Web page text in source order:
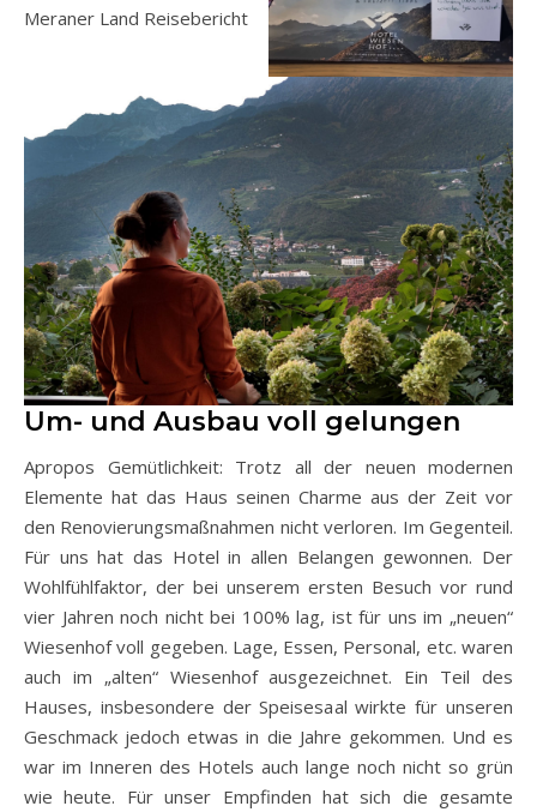
Um- und Ausbau voll gelungen
Apropos Gemütlichkeit: Trotz all der neuen modernen
Elemente hat das Haus seinen Charme aus der Zeit vor
den Renovierungsmaßnahmen nicht verloren. Im Gegenteil.
Für uns hat das Hotel in allen Belangen gewonnen. Der
Wohlfühlfaktor, der bei unserem ersten Besuch vor rund
vier Jahren noch nicht bei 100% lag, ist für uns im „neuen“
Wiesenhof voll gegeben. Lage, Essen, Personal, etc. waren
auch im „alten“ Wiesenhof ausgezeichnet. Ein Teil des
Hauses, insbesondere der Speisesaal wirkte für unseren
Geschmack jedoch etwas in die Jahre gekommen. Und es
war im Inneren des Hotels auch lange noch nicht so grün
wie heute. Für unser Empfinden hat sich die gesamte